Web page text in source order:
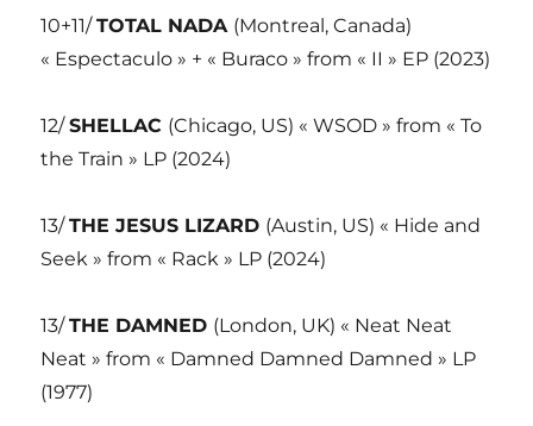
10+11/TOTAL NADA (Montreal, Canada)
« Espectaculo » + « Buraco » from « II » EP (2023)
12/SHELLAC (Chicago, US) « WSOD » from « To
the Train » LP (2024)
13/THE JESUS LIZARD (Austin, US) « Hide and
Seek » from « Rack » LP (2024)
13/THE DAMNED (London, UK) « Neat Neat
Neat » from « Damned Damned Damned » LP
(1977)